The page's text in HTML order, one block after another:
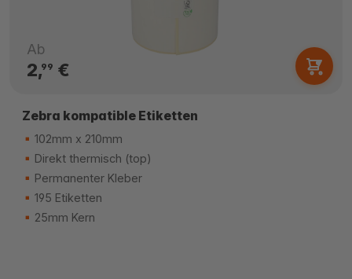
Ab
2,99 €
Zebra kompatible Etiketten
102mm x 210mm
Direkt thermisch (top)
Permanenter Kleber
195 Etiketten
25mm Kern